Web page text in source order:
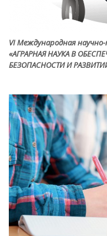
VI Международная
«АГРАРНАЯ НАУКА В
БЕЗОПАСНОСТИ И